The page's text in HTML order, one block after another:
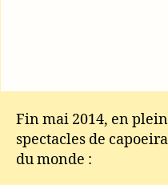
Fin mai 2014, en
spectacles de
du monde :